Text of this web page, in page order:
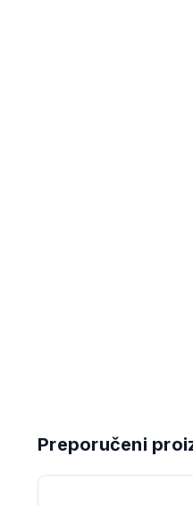
Preporučeni